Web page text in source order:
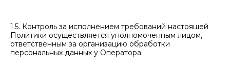
1.5. Контроль за исполнением требований настоящей
Политики осуществляется уполномоченным лицом,
ответственным за организацию обработки
персональных данных у Оператора.